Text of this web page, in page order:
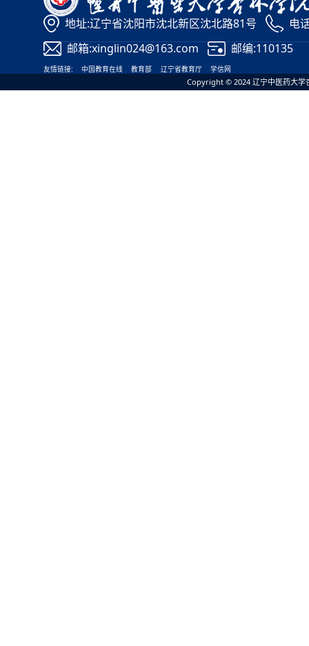
地址:辽宁省沈阳市沈北新区沈北路81号
电
邮箱:xinglin024@163.com
邮编:110135
友情链接: 中国教育在线 教育部 辽宁省教育厅 学信网
Copyright © 2024 辽宁中医药大